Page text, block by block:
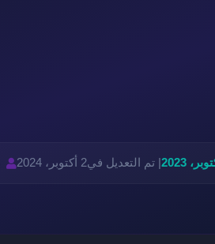
| تم التعديل في2 أكتوبر، 2024